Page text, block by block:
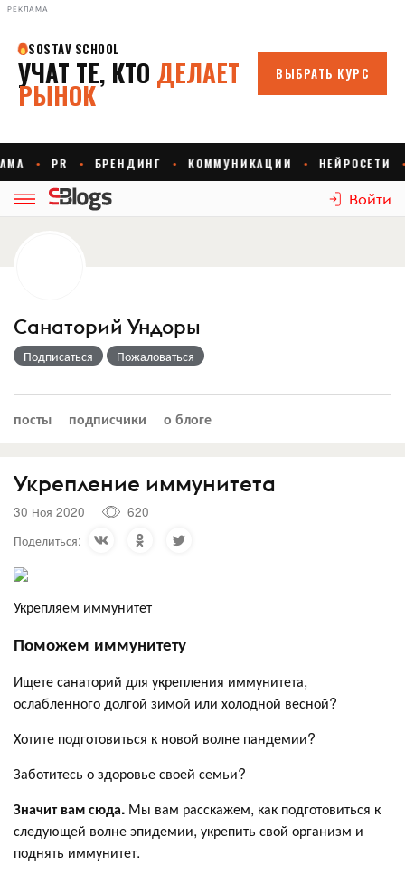
РЕКЛАМА
Войти
Санаторий Ундоры
Подписаться Пожаловаться
посты подписчики о блоге
Укрепление иммунитета
30 Ноя 2020
620
Поделиться:
Укрепляем иммунитет
Поможем иммунитету
Ищете санаторий для укрепления иммунитета,
ослабленного долгой зимой или холодной весной?
Хотите подготовиться к новой волне пандемии?
Заботитесь о здоровье своей семьи?
Значит вам сюда. Мы вам расскажем, как подготовиться к
следующей волне эпидемии, укрепить свой организм и
поднять иммунитет.